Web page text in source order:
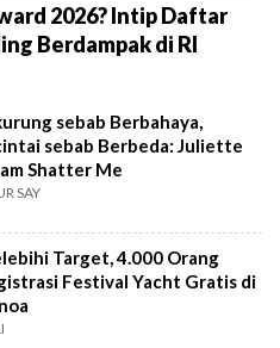
2026? Intip Daftar
Berdampak di RI
sebab Berbahaya,
sebab Berbeda: Juliette
Shatter Me
SAY
Target, 4.000 Orang
Festival Yacht Gratis di